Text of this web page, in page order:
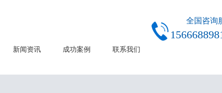
全国咨询
新闻资讯 成功案例 联系我们